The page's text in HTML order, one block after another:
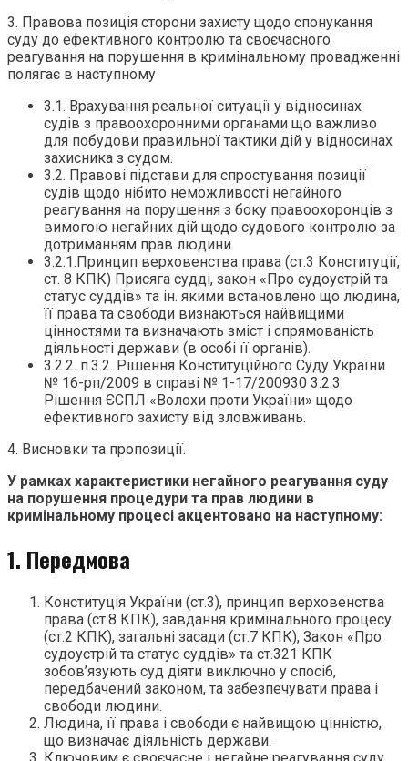
3. Правова позиція сторони захисту щодо спонукання
суду до ефективного контролю та своєчасного
реагування на порушення в кримінальному провадженні
полягає в наступному
3.1. Врахування реальної ситуації у відносинах
судів з правоохоронними органами що важливо
для побудови правильної тактики дій у відносинах
захисника з судом.
3.2. Правові підстави для спростування позиції
судів щодо нібито неможливості негайного
реагування на порушення з боку правоохоронців з
вимогою негайних дій щодо судового контролю за
дотриманням прав людини.
3.2.1.Принцип верховенства права (ст.3 Конституції,
ст. 8 КПК) Присяга судді, закон «Про судоустрій та
статус суддів» та ін. якими встановлено що людина,
її права та свободи визнаються найвищими
цінностями та визначають зміст і спрямованість
діяльності держави (в особі її органів).
3.2.2. п.3.2. Рішення Конституційного Суду України
№ 16-рп/2009 в справі № 1-17/200930 3.2.3.
Рішення ЄСПЛ «Волохи проти України» щодо
ефективного захисту від зловживань.
4. Висновки та пропозиції.
У рамках характеристики негайного реагування суду
на порушення процедури та прав людини в
кримінальному процесі акцентовано на наступному:
1. Передмова
Конституція України (ст.3), принцип верховенства
права (ст.8 КПК), завдання кримінального процесу
(ст.2 КПК), загальні засади (ст.7 КПК), Закон «Про
судоустрій та статус суддів» та ст.321 КПК
зобов’язують суд діяти виключно у спосіб,
передбачений законом, та забезпечувати права і
свободи людини.
Людина, її права і свободи є найвищою цінністю,
що визначає діяльність держави.
Ключовим є своєчасне і негайне реагування суду